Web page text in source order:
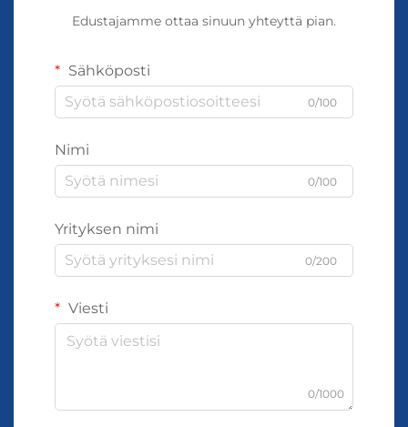
Edustajamme ottaa sinuun yhteyttä pian.
Sähköposti
0/100
Nimi
0/100
Yrityksen nimi
0/200
Viesti
0/1000